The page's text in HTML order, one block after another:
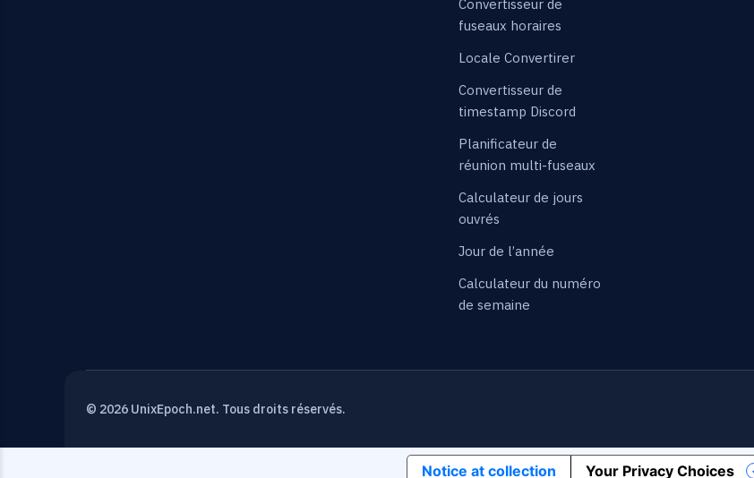
Convertisseur de
fuseaux horaires
Locale Convertirer
Convertisseur de
timestamp Discord
Planificateur de
réunion multi-fuseaux
Calculateur de jours
ouvrés
Jour de l’année
Calculateur du numéro
de semaine
© 2026 UnixEpoch.net. Tous droits réservés.
Notice at collection Your Privacy Choices